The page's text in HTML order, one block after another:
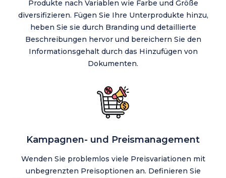
Produkte nach Variablen wie Farbe und Größe
diversifizieren. Fügen Sie Ihre Unterprodukte hinzu,
heben Sie sie durch Branding und detaillierte
Beschreibungen hervor und bereichern Sie den
Informationsgehalt durch das Hinzufügen von
Dokumenten.
Kampagnen- und Preismanagement
Wenden Sie problemlos viele Preisvariationen mit
unbegrenzten Preisoptionen an. Definieren Sie